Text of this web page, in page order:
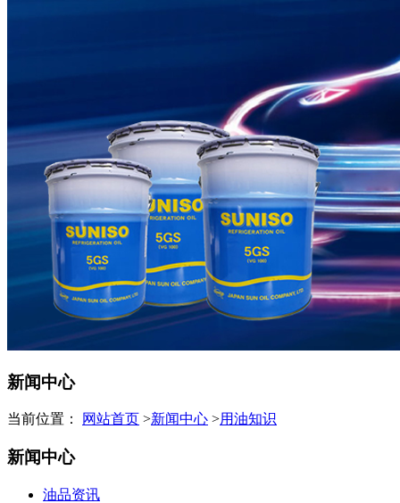
新闻中心
当前位置： 网站首页 >新闻中心 >用油知识
新闻中心
油品资讯